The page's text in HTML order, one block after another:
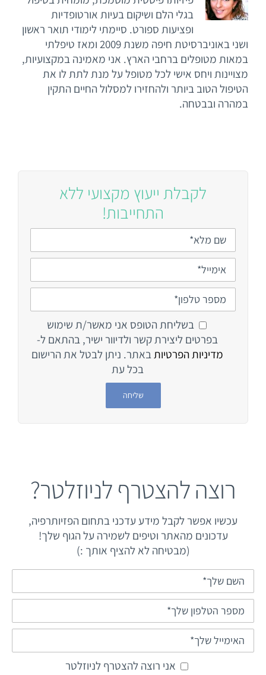
בגלי הלם ושיקום בעיות אורטופדיות
ופציעות ספורט. סיימתי לימודי תואר ראשון
ושני באוניברסיטת חיפה משנת 2009 ומאז טיפלתי
במאות מטופלים ברחבי הארץ. אני מאמינה במקצועיות,
מצויינות ויחס אישי לכל מטופל על מנת לתת לו את
הטיפול הטוב ביותר ולהחזירו למסלול החיים התקין
במהרה ובבטחה.
לקבלת ייעוץ מקצועי ללא
התחייבות!
בשליחת הטופס אני מאשר/ת שימוש
בפרטים ליצירת קשר ולדיוור ישיר, בהתאם ל-
מדיניות הפרטיות באתר. ניתן לבטל את הרישום
בכל עת
רוצה להצטרף לניוזלטר?
עכשיו אפשר לקבל מידע עדכני בתחום הפזיותרפיה,
עדכונים מהאתר וטיפים לשמירה על הגוף שלך!
(מבטיחה לא להציף אותך :)
אני רוצה להצטרף לניוזלטר